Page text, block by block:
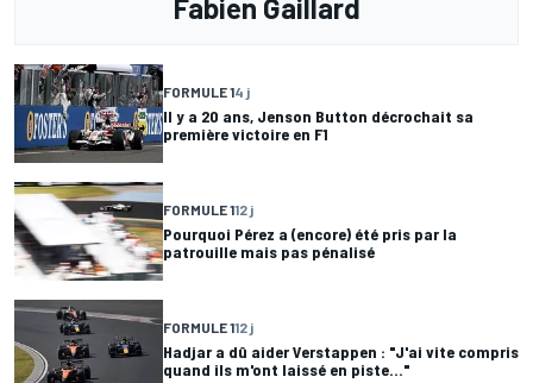
Fabien Gaillard
FORMULE 14 j
Il y a 20 ans, Jenson Button décrochait sa
première victoire en F1
FORMULE 112 j
Pourquoi Pérez a (encore) été pris par la
patrouille mais pas pénalisé
FORMULE 112 j
Hadjar a dû aider Verstappen : "J'ai vite compris
quand ils m'ont laissé en piste..."